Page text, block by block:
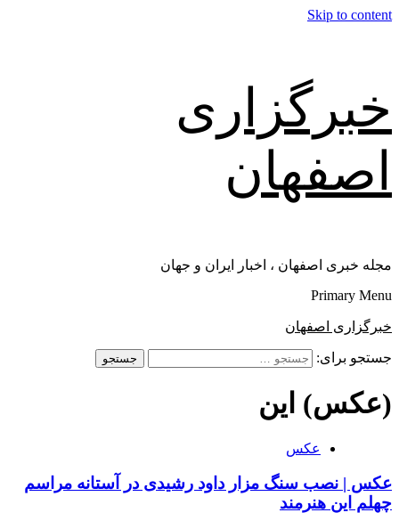
Skip to content
خبرگزاری
اصفهان
مجله خبری اصفهان ، اخبار ایران و جهان
Primary Menu
خبرگزاری اصفهان
جستجو برای:
(عکس) این
عکس
عکس | نصب سنگ مزار داود رشیدی در آستانه مراسم
چهلم این هنرمند